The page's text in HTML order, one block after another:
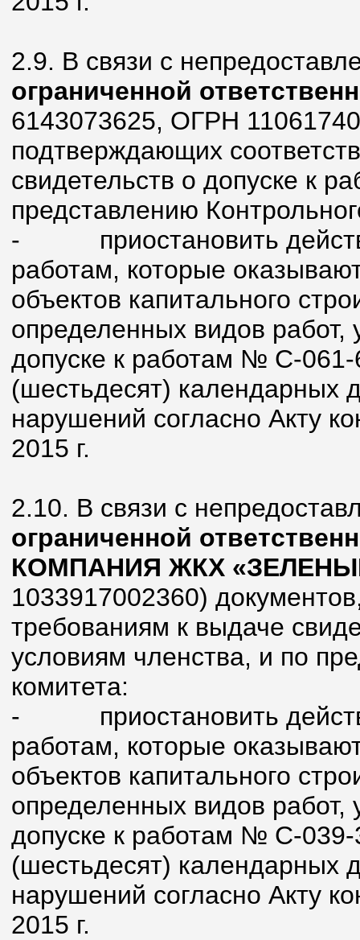
2.9. В связи с
ограниченной
6143073625, ОГРН
подтверждающих
свидетельств о допуске к
представлению
-
приостановить
работам, которые
объектов капитального
определенных видов работ,
допуске к работам № С-
(шестьдесят) календарных
нарушений согласно Акту
2015 г.
2.10. В связи с
ограниченной
КОМПАНИЯ ЖКХ
1033917002360)
требованиям к выдаче
условиям членства, и по
комитета:
-
приостановить
работам, которые
объектов капитального
определенных видов работ,
допуске к работам № С-
(шестьдесят) календарных
нарушений согласно Акту
2015 г.